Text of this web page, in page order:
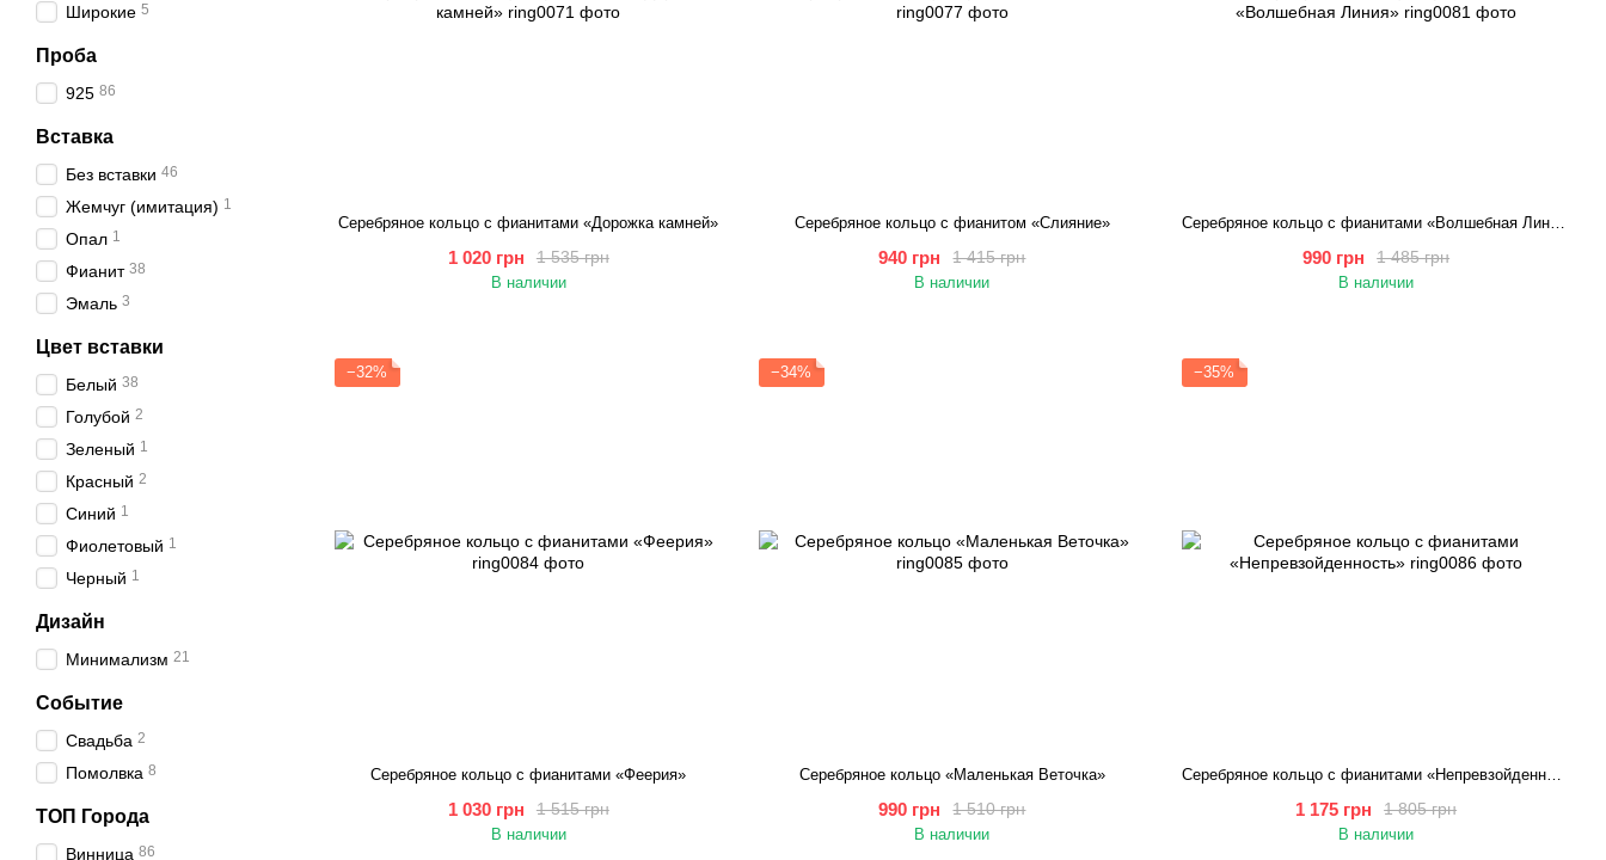
Серебряное кольцо с фианитами «Дорожка камней»
1 535 грн
1 020 грн
В наличии
Серебряное кольцо с фианитом «Слияние»
1 415 грн
940 грн
В наличии
1 485 грн
990 грн
В наличии
−32%
Серебряное кольцо с фианитами «Феерия»
1 515 грн
1 030 грн
В наличии
−34%
Серебряное кольцо «Маленькая Веточка»
1 510 грн
990 грн
В наличии
−35%
1 805 грн
1 175 грн
В наличии
Широкие 5
Проба
925 86
Вставка
Без вставки 46
Жемчуг (имитация) 1
Опал 1
Фианит 38
Эмаль 3
Цвет вставки
Белый 38
Голубой 2
Зеленый 1
Красный 2
Синий 1
Фиолетовый 1
Черный 1
Дизайн
Минимализм 21
Событие
Свадьба 2
Помолвка 8
ТОП Города
Винница 86